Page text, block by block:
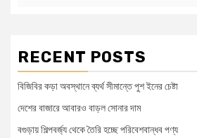
RECENT POSTS
বিজিবির কড়া অবস্থানে ব্যর্থ সীমান্তে পুশ ইনের চেষ্টা
দেশের বাজারে আবারও বাড়ল সোনার দাম
বগুড়ায় শিল্পবর্জ্য থেকে তৈরি হচ্ছে পরিবেশবান্ধব পণ্য